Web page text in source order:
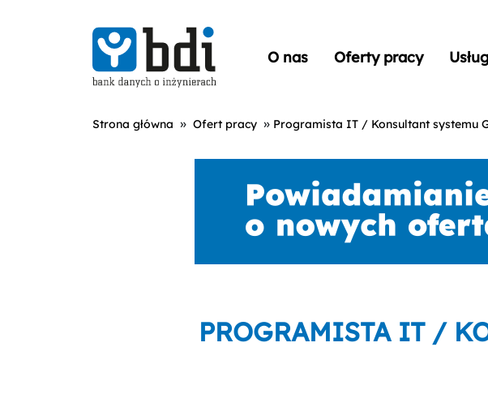
O nas Oferty pracy
Strona główna » Ofert pracy » Programista IT / Konsultant systemu
PROGRAMISTA IT /